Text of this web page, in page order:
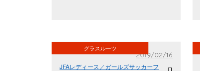
グラスルーツ
2019/02/16
JFAレディース／ガールズサッカーフ